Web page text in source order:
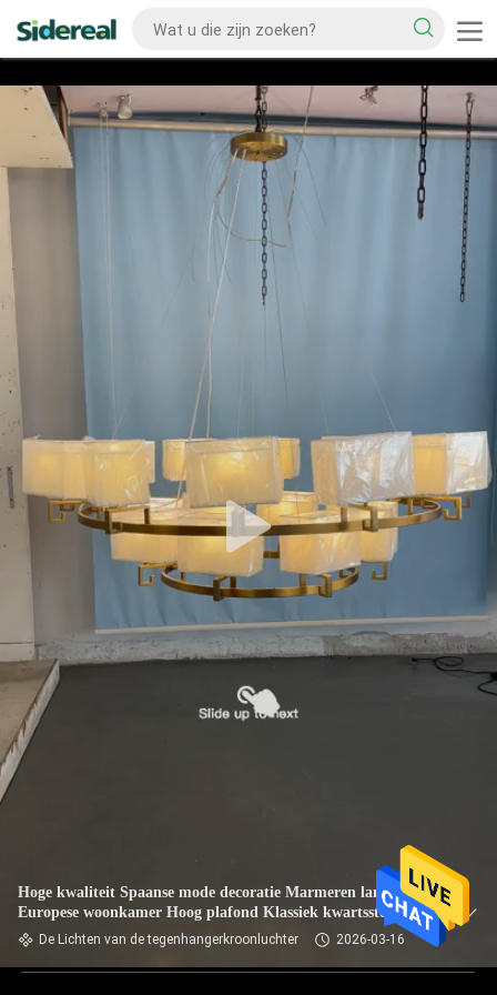
Hoge kwaliteit Spaanse mode decoratie Marmeren lamp
Europese woonkamer Hoog plafond Klassiek kwartssteen
ronde kandelaar
De Lichten van de tegenhangerkroonluchter 2026-03-16